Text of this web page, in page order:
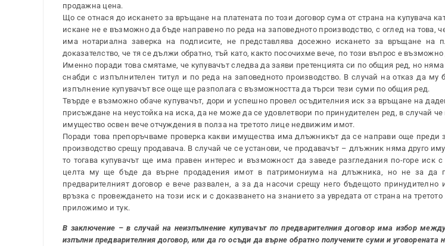
продажна цена.
Що се отнася до искането за връщане на платената по този договор сума от страна на купувача
искане не е възможно да бъде направено по реда на заповедното производство, с оглед на това,
има нотариална заверка на подписите, не представлява досежно искането за връщане на
доказателство, че тя се дължи обратно, тъй като, както посочихме вече, по този въпрос е
Именно поради това смятаме, че купувачът следва да заяви претенцията си по общия ред, но
снабди с изпълнителен титул и по реда на заповедното производство. В случай на отказ да му
изпълнение купувачът все още ще разполага с възможността да търси тези суми по общия ред.
Твърде е възможно обаче купувачът, дори и успешно провел осъдителния иск за връщане на
присъждане на неустойка на иска, да не може да се удовлетвори по принудителен ред, в случай
имущество освен вече отчуждения в полза на третото лице недвижим имот.
Поради това препоръчваме проверка какви имущества има длъжникът да се направи още преди
производство срещу продавача. В случай че се установи, че продавачът – длъжник няма друго
то тогава купувачът ще има правен интерес и възможност да заведе разгледания по-горе иск
целта му ще бъде да върне продадения имот в патримониума на длъжника, но не за да
предварителният договор е вече развален, а за да насочи срещу него бъдещото принудително
връзка с провеждането на този иск и с доказването на знанието за увредата от страна на
приложимо и тук.
В заключение – в случай на неизпълнение купувачът по предварителния договор има избор
изпълни предварителния договор, или да го осъди да върне обратно получените суми и